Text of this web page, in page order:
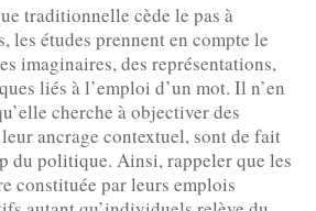
traditionnelle cède le pas à
les études prennent en compte le
imaginaires, des représentations,
liés à l’emploi d’un mot. Il n’en
cherche à objectiver des
ancrage contextuel, sont de fait
du politique. Ainsi, rappeler que les
constituée par leurs emplois